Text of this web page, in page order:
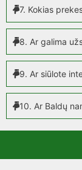
7. Kokias
8. Ar galima
9. Ar siūlote
10. Ar Baldų